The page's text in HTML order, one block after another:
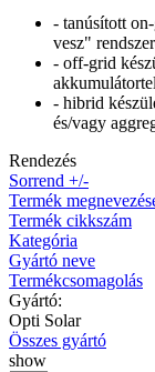
- tanúsított
vesz"
- off-grid
- hibrid
és/vagy
Rendezés
Sorrend +/-
Termék
Termék cikkszám
Kategória
Gyártó neve
Termékcsomagolás
Gyártó:
Opti Solar
Összes gyártó
show